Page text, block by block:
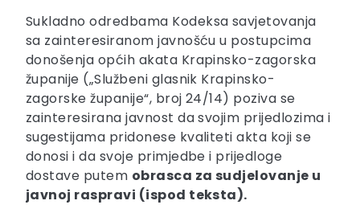
Sukladno odredbama Kodeksa savjetovanja
sa zainteresiranom javnošću u postupcima
donošenja općih akata Krapinsko-zagorska
županije („Službeni glasnik Krapinsko-
zagorske županije“, broj 24/14) poziva se
zainteresirana javnost da svojim prijedlozima i
sugestijama pridonese kvaliteti akta koji se
donosi i da svoje primjedbe i prijedloge
dostave putem obrasca za sudjelovanje u
javnoj raspravi (ispod teksta).